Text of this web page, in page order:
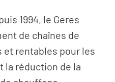
1994, le Geres
de chaînes de
et rentables pour les
la réduction de la